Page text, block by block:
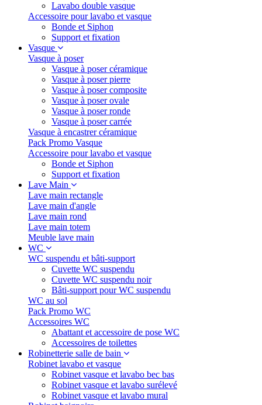
Lavabo double vasque
Accessoire pour lavabo et vasque
Bonde et Siphon
Support et fixation
Vasque
Vasque à poser
Vasque à poser céramique
Vasque à poser pierre
Vasque à poser composite
Vasque à poser ovale
Vasque à poser ronde
Vasque à poser carrée
Vasque à encastrer céramique
Pack Promo Vasque
Accessoire pour lavabo et vasque
Bonde et Siphon
Support et fixation
Lave Main
Lave main rectangle
Lave main d'angle
Lave main rond
Lave main totem
Meuble lave main
WC
WC suspendu et bâti-support
Cuvette WC suspendu
Cuvette WC suspendu noir
Bâti-support pour WC suspendu
WC au sol
Pack Promo WC
Accessoires WC
Abattant et accessoire de pose WC
Accessoires de toilettes
Robinetterie salle de bain
Robinet lavabo et vasque
Robinet vasque et lavabo bec bas
Robinet vasque et lavabo surélevé
Robinet vasque et lavabo mural